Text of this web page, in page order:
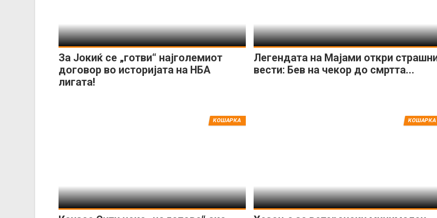
За Јокиќ се „готви“ најголемиот
договор во историјата на НБА
лигата!
Легендата на Мајами откри
вести: Бев на чекор до смртта...
КОШАРКА КОШАРКА